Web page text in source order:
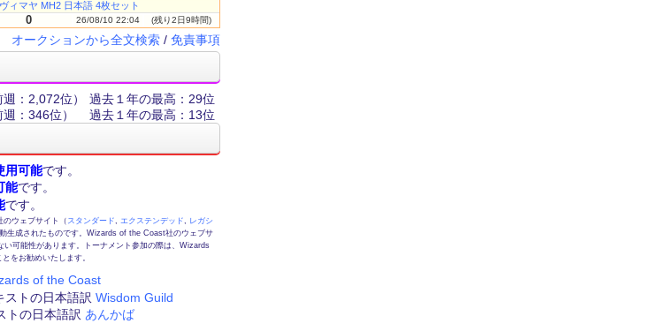
ィマヤ MH2 日本語 4枚セット
0 26/08/10 22:04 (残り2日9時間)
オークションから全文検索 / 免責事項
週：2,072位）
過去１年の最高：29位
週：346位） 過去１年の最高：13位
用可能です。
能です。
です。
ウェブサイト（ スタンダード,エクステンデッド, レガシ
生成されたものです。Wizards of the Coast社のウェブサ
い可能性があります。トーナメント参加の際は、Wizards
をお勧めいたします。
of the Coast
ストの日本語訳 Wisdom Guild
トの日本語訳 あんかば